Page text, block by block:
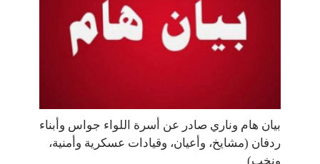
بيان هام وناري صادر عن أسرة اللواء جواس وأبناء
ردفان (مشايخ، وأعيان، وقيادات عسكرية وأمنية،
ونخب)